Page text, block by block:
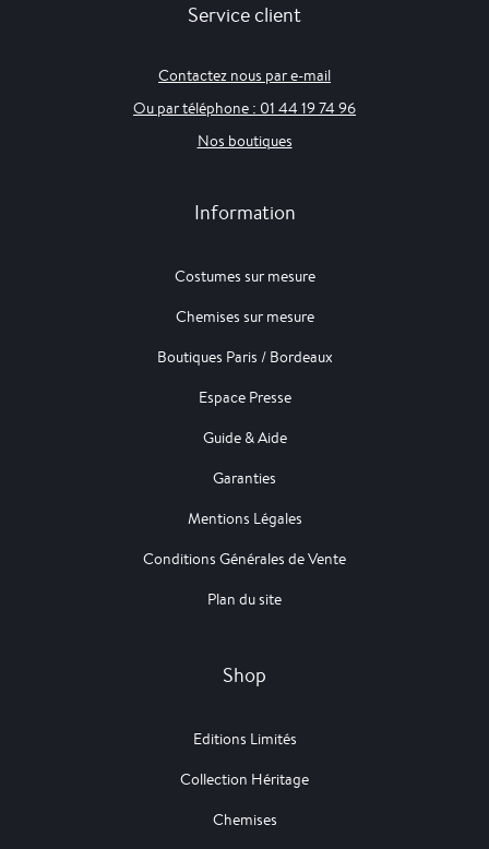
Service client
Contactez nous par e-mail
Ou par téléphone : 01 44 19 74 96
Nos boutiques
Information
Costumes sur mesure
Chemises sur mesure
Boutiques Paris / Bordeaux
Espace Presse
Guide & Aide
Garanties
Mentions Légales
Conditions Générales de Vente
Plan du site
Shop
Editions Limités
Collection Héritage
Chemises